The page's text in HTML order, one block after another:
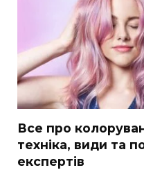
Все про
техніка, види та
експертів